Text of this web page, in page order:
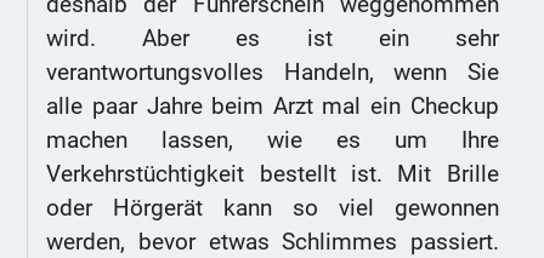
wird. Aber es ist ein sehr
verantwortungsvolles Handeln, wenn Sie
alle paar Jahre beim Arzt mal ein Checkup
machen lassen, wie es um Ihre
Verkehrstüchtigkeit bestellt ist. Mit Brille
oder Hörgerät kann so viel gewonnen
werden, bevor etwas Schlimmes passiert.